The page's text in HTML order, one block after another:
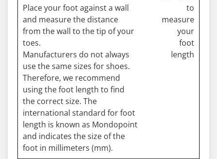
Place your foot against a wall
and measure the distance
from the wall to the tip of your
toes.
Manufacturers do not always
use the same sizes for shoes.
Therefore, we recommend
using the foot length to find
the correct size. The
international standard for foot
length is known as Mondopoint
and indicates the size of the
foot in millimeters (mm).